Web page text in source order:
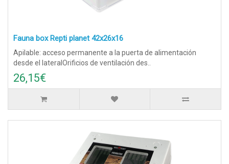
Fauna box Repti planet 42x26x16
Apilable: acceso permanente a la puerta de alimentación
desde el lateralOrificios de ventilación des..
26,15€